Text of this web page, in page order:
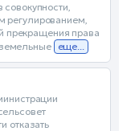
регулированием,
прекращения права
еще...
отказать